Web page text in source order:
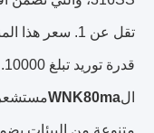
قدرة توريد تبلغ 10000.
الWNK80ma